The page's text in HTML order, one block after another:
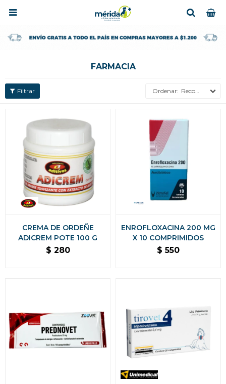

FARMACIA
Recomendados
CREMA DE ORDEÑE
ADICREM POTE 100 G
$ 280
ENROFLOXACINA 200 MG
X 10 COMPRIMIDOS
$ 550